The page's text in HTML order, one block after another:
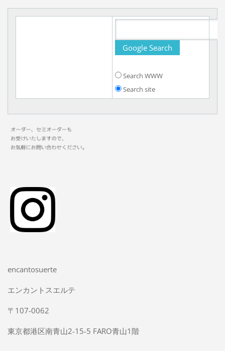
Search WWW
Search site
encantosuerte
エンカントスエルテ
〒107-0062
東京都港区南青山2-15-5 FARO青山1階